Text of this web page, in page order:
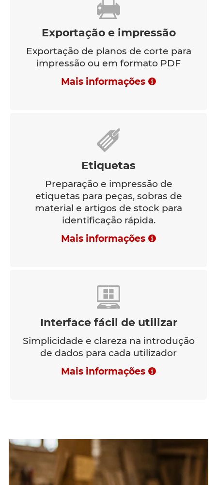
Exportação e impressão
Exportação de planos de corte para
impressão ou em formato PDF
Mais informações
Etiquetas
Preparação e impressão de
etiquetas para peças, sobras de
material e artigos de stock para
identificação rápida.
Mais informações
Interface fácil de utilizar
Simplicidade e clareza na introdução
de dados para cada utilizador
Mais informações